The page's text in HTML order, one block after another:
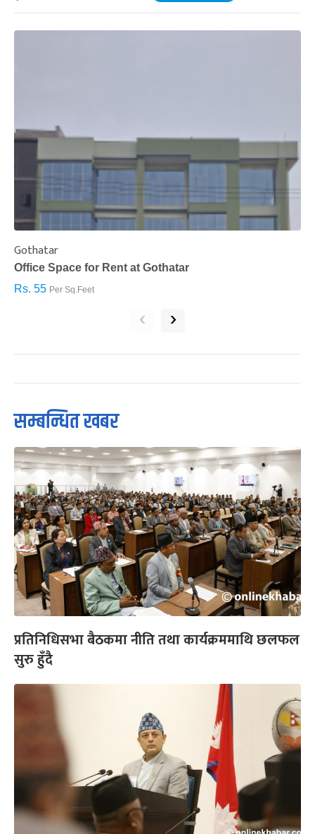
Gothatar
Office Space for Rent at Gothatar
Rs. 55 Per Sq.Feet
‹ ›
सम्बन्धित खबर
प्रतिनिधिसभा बैठकमा नीति तथा कार्यक्रममाथि छलफल
सुरु हुँदै